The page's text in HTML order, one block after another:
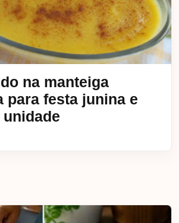
na manteiga
para festa junina e